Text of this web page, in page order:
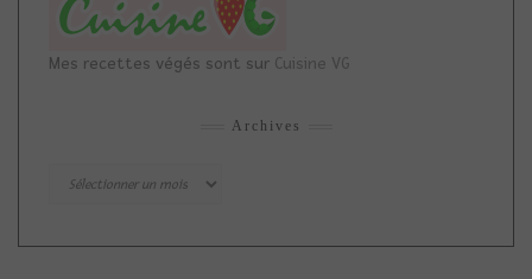
Mes recettes végés sont sur Cuisine VG
Archives
Archives